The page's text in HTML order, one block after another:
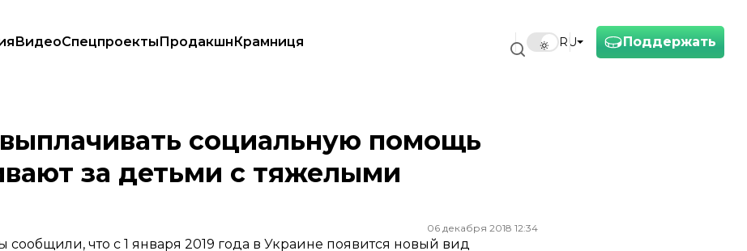
Поддержать
RU
ВидеоСпецпроектыПродакшнКрамниця
ухаживают за детьми с тяжелыми заболеваниями
социальную помощь
за детьми с тяжелыми
06 декабря 2018 12:34
что с 1 января 2019 года в Украине появится новый вид